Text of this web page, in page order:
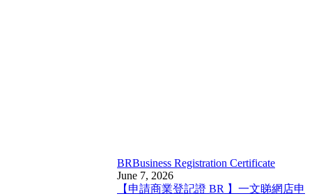
BRBusiness Registration Certificate
June 7, 2026
【申請商業登記證 BR 】一文睇網店申